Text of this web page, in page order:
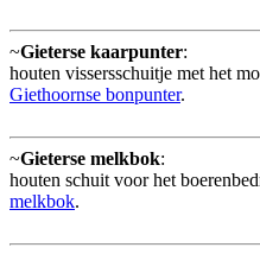
~Gieterse kaarpunter:
houten vissersschuitje met het
Giethoornse bonpunter.
~Gieterse melkbok:
houten schuit voor het
melkbok.